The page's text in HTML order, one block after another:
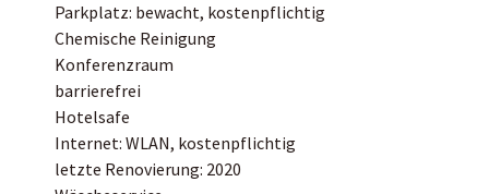
Parkplatz: bewacht, kostenpflichtig
Chemische Reinigung
Konferenzraum
barrierefrei
Hotelsafe
Internet: WLAN, kostenpflichtig
letzte Renovierung: 2020